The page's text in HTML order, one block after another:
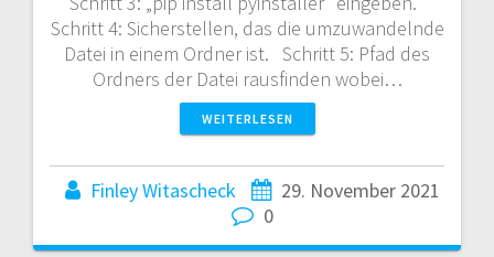
Schritt 4: Sicherstellen, das die umzuwandelnde
Datei in einem Ordner ist. Schritt 5: Pfad des
Ordners der Datei rausfinden wobei…
WEITERLESEN
Finley Witascheck
29. November 2021
0